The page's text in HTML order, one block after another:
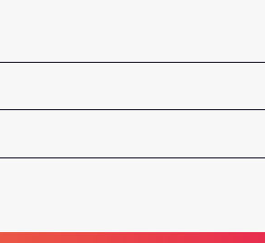
Verantwortung, Freundschaft und